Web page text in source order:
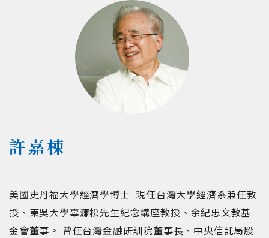
許嘉棟
美國史丹福大學經濟學博士 現任台灣大學經濟系兼任教
授、東吳大學辜濂松先生紀念講座教授、余紀忠文教基
金會董事。 曾任台灣金融研訓院董事長、中央信託局股